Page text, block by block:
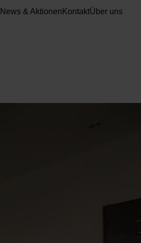
News & Aktionen KontaktÜber uns